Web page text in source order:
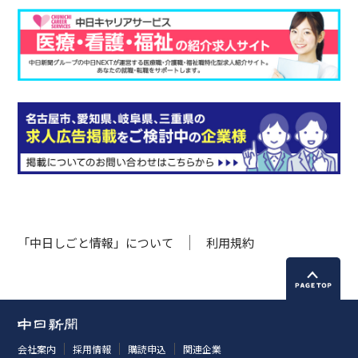
「中日しごと情報」について 利用規約
会社案内 採用情報 購読申込 関連企業